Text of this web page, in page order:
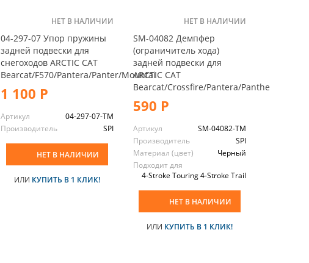
НЕТ В НАЛИЧИИ
04-297-07 Упор пружины
задней подвески для
снегоходов ARCTIC CAT
Bearcat/F570/Pantera/Panter/Mountai
1 100 Р
Артикул
04-297-07-TM
Производитель
SPI
НЕТ В НАЛИЧИИ
ИЛИ КУПИТЬ В 1 КЛИК!
НЕТ В НАЛИЧИИ
SM-04082 Демпфер
(ограничитель хода)
задней подвески для
ARCTIC CAT
Bearcat/Crossfire/Pantera/Panthe
590 Р
Артикул
SM-04082-TM
Производитель
SPI
Материал (цвет)
Черный
Подходит для
4-Stroke Touring 4-Stroke Trail
НЕТ В НАЛИЧИИ
ИЛИ КУПИТЬ В 1 КЛИК!